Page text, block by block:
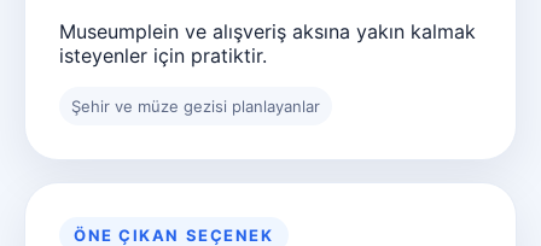
Museumplein ve alışveriş aksına yakın kalmak
isteyenler için pratiktir.
Şehir ve müze gezisi planlayanlar
ÖNE ÇIKAN SEÇENEK